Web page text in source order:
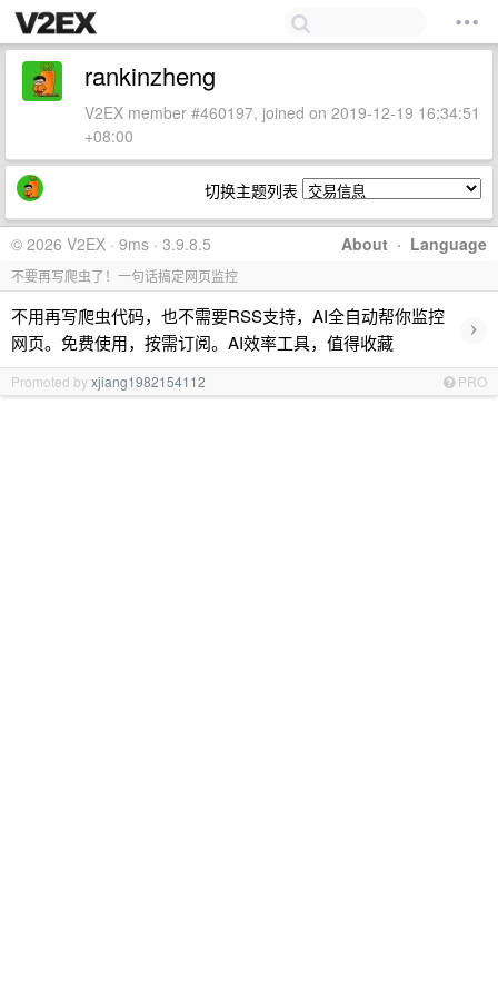
rankinzheng
V2EX member #460197, joined on 2019-12-19 16:34:51
+08:00
切换主题列表
About · Language
© 2026 V2EX · 9ms · 3.9.8.5
不要再写爬虫了！一句话搞定网页监控
不用再写爬虫代码，也不需要RSS支持，AI全自动帮你监控
网页。免费使用，按需订阅。AI效率工具，值得收藏
›
Promoted byxjiang1982154112 PRO